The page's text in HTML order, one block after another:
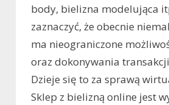
body, bielizna modelująca
zaznaczyć, że obecnie
ma nieograniczone
oraz dokonywania
Dzieje się to za sprawą
Sklep z bielizną online jest